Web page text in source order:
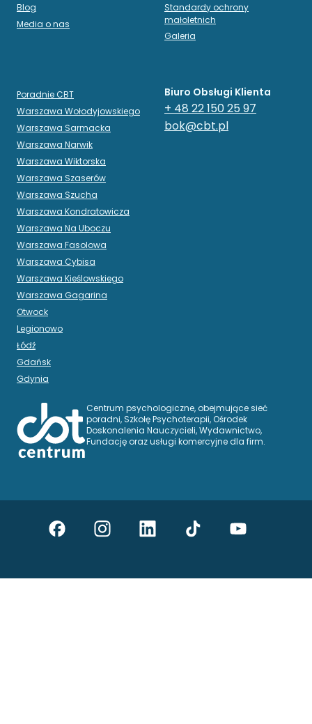
Centrum psychologiczne, obejmujące sieć
poradni, Szkołę Psychoterapii, Ośrodek
Doskonalenia Nauczycieli, Wydawnictwo,
Fundację oraz usługi komercyjne dla firm.
Blog
Media o nas
Poradnie CBT
Warszawa Wołodyjowskiego
Warszawa Sarmacka
Warszawa Narwik
Warszawa Wiktorska
Warszawa Szaserów
Warszawa Szucha
Warszawa Kondratowicza
Warszawa Na Uboczu
Warszawa Fasolowa
Warszawa Cybisa
Warszawa Kieślowskiego
Warszawa Gagarina
Otwock
Legionowo
Łódź
Gdańsk
Gdynia
Standardy ochrony
małoletnich
Galeria
Biuro Obsługi Klienta
+ 48 22 150 25 97
bok@cbt.pl